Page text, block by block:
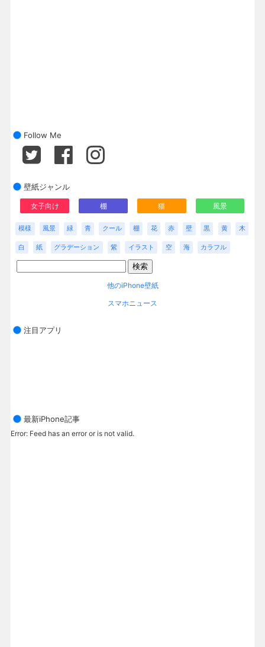
Follow Me
壁紙ジャンル
女子向け 棚 猫 風景
模様 風景 緑 青 クール 棚 花 赤 壁 黒 黄 木
白 紙 グラデーション 紫 イラスト 空 海 カラフル
他のiPhone壁紙
スマホニュース
注目アプリ
最新iPhone記事
Error: Feed has an error or is not valid.